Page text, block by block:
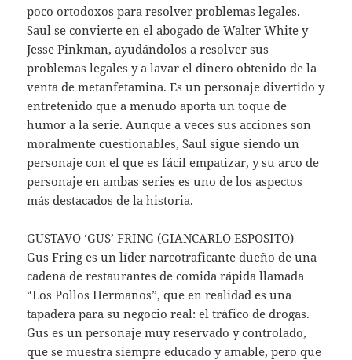
poco ortodoxos para resolver problemas legales.
Saul se convierte en el abogado de Walter White y
Jesse Pinkman, ayudándolos a resolver sus
problemas legales y a lavar el dinero obtenido de la
venta de metanfetamina. Es un personaje divertido y
entretenido que a menudo aporta un toque de
humor a la serie. Aunque a veces sus acciones son
moralmente cuestionables, Saul sigue siendo un
personaje con el que es fácil empatizar, y su arco de
personaje en ambas series es uno de los aspectos
más destacados de la historia.
GUSTAVO ‘GUS’ FRING (GIANCARLO ESPOSITO)
Gus Fring es un líder narcotraficante dueño de una
cadena de restaurantes de comida rápida llamada
“Los Pollos Hermanos”, que en realidad es una
tapadera para su negocio real: el tráfico de drogas.
Gus es un personaje muy reservado y controlado,
que se muestra siempre educado y amable, pero que